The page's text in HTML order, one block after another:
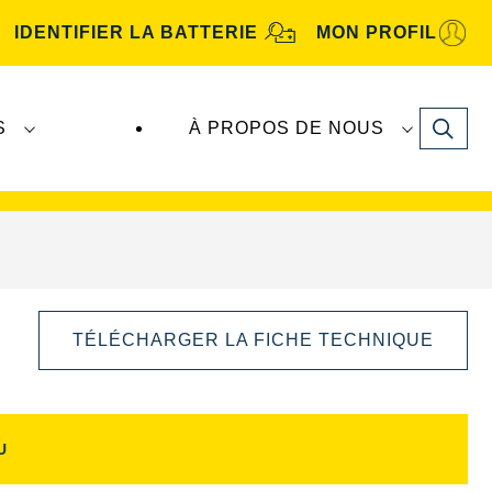
IDENTIFIER LA BATTERIE MON PROFIL
À PROPOS DE NOUS Search
TÉLÉCHARGER LA FICHE TECHNIQUE